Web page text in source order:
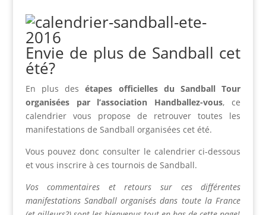
Envie de plus de Sandball cet
été?
En plus desétapes officielles du Sandball Tour
organisées par l’association Handballez-vous, ce
calendrier vous propose de retrouver toutes les
manifestations de Sandball organisées cet été.
Vous pouvez donc consulter le calendrier ci-dessous
et vous inscrire à ces tournois de Sandball.
Vos commentaires et retours sur ces différentes
manifestations Sandball organisés dans toute la France